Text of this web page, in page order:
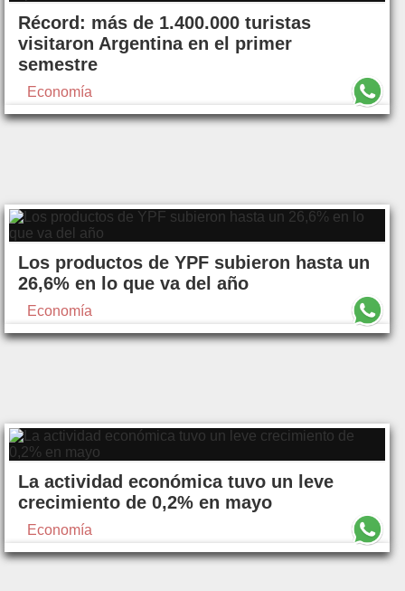
Récord: más de 1.400.000 turistas
visitaron Argentina en el primer
semestre
Economía
Los productos de YPF subieron hasta un
26,6% en lo que va del año
Economía
La actividad económica tuvo un leve
crecimiento de 0,2% en mayo
Economía